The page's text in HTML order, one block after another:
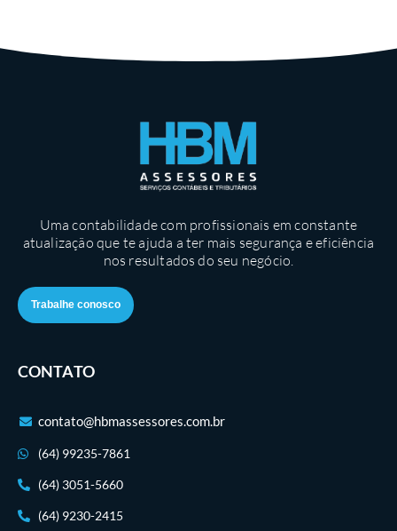
Uma contabilidade com profissionais em constante
atualização que te ajuda a ter mais segurança e eficiência
nos resultados do seu negócio.
Trabalhe conosco
CONTATO
contato@hbmassessores.com.br
(64) 99235-7861
(64) 3051-5660
(64) 9230-2415